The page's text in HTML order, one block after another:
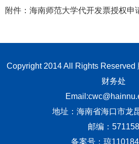
附件：海南师范大学代开发票授权申
Copyright 2014 All Rights Reserved
财务处
地址：海南省海口市龙
邮编：571158
备案号：琼